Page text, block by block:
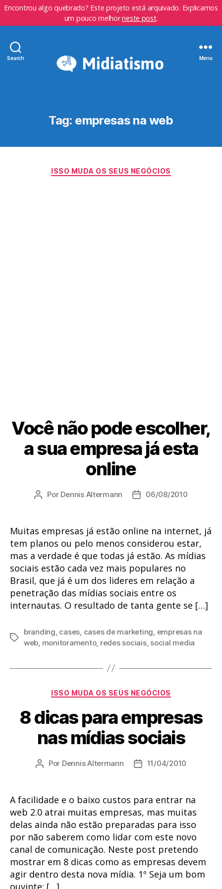
Encontrou algo quebrado? Este projeto está arquivado. Explicamos
um pouco melhorneste post.
Search Menu
Tag: empresas na web
Categorias
ISSO MUDA OS SEUS NEGÓCIOS
Você não pode escolher,
a sua empresa já esta
online
Autor
Por Dennis Altermann
Data06/08/2010
Muitas empresas já estão online na internet, já
tem planos ou pelo menos considerou estar,
mas a verdade é que todas já estão. As mídias
sociais estão cada vez mais populares no
Brasil, que já é um dos lideres em relação a
penetração das mídias sociais entre os
internautas. O resultado de tanta gente se […]
Tags
branding, cases, cases de marketing, empresas na
web, monitoramento, redes sociais, social media
Categorias
ISSO MUDA OS SEUS NEGÓCIOS
8 dicas para empresas
nas mídias sociais
Autor
Por Dennis Altermann
Data11/04/2010
A facilidade e o baixo custos para entrar na
web 2.0 atrai muitas empresas, mas muitas
delas ainda não estão preparadas para isso
por não saberem como lidar com este novo
canal de comunicação. Neste post pretendo
mostrar em 8 dicas como as empresas devem
agir dentro desta nova mídia. 1º Seja um bom